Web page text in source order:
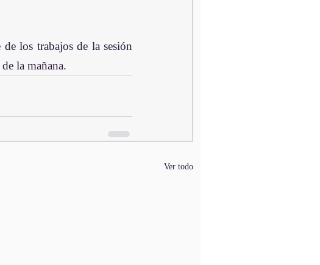
los trabajos de la sesión
la mañana.
Ver todo